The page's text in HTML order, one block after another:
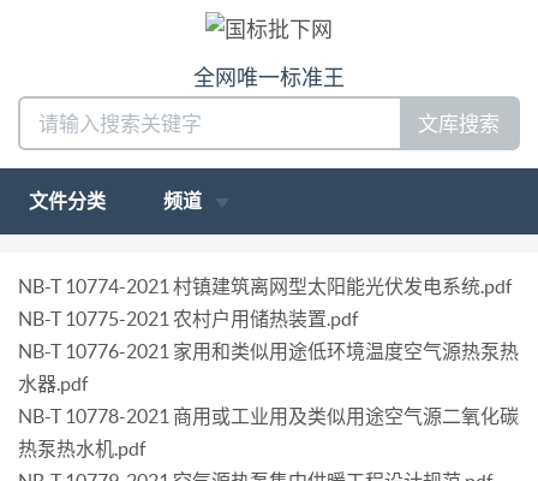
全网唯一标准王
文库搜索
文件分类 频道
NB-T 10774-2021 村镇建筑离网型太阳能光伏发电系统.pdf
NB-T 10775-2021 农村户用储热装置.pdf
NB-T 10776-2021 家用和类似用途低环境温度空气源热泵热
水器.pdf
NB-T 10778-2021 商用或工业用及类似用途空气源二氧化碳
热泵热水机.pdf